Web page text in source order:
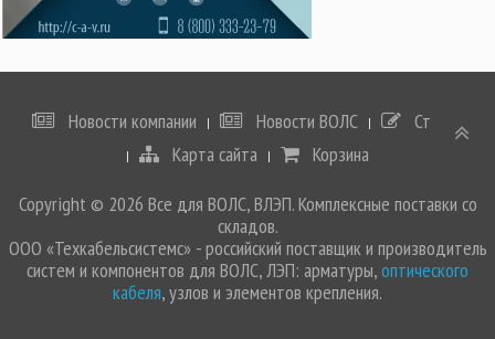
Новости компании Новости ВОЛС
Статьи
Карта сайта
Корзина
Copyright © 2026 Все для ВОЛС, ВЛЭП. Комплексные поставки со
складов.
ООО «Техкабельсистемс» - российский поставщик и производитель
систем и компонентов для ВОЛС, ЛЭП: арматуры,оптического
кабеля, узлов и элементов крепления.